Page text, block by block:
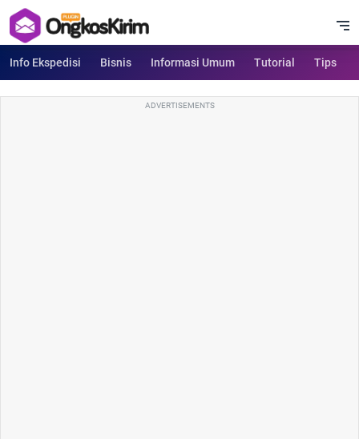
Info Ekspedisi Bisnis Informasi Umum Tutorial Tips
ADVERTISEMENTS